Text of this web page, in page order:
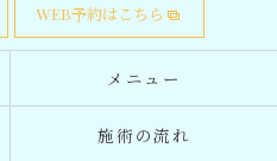
WEB予約はこちら
メニュー
施術の流れ